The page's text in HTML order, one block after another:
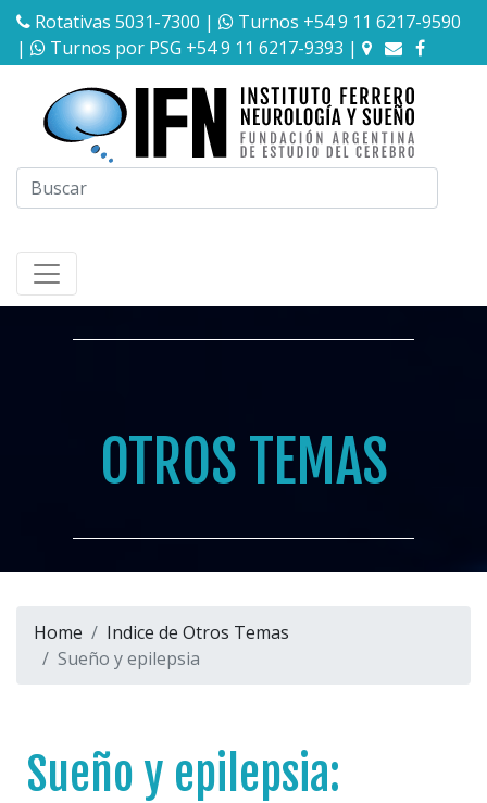
Rotativas 5031-7300 |
Turnos +54 9 11 6217-9590
|
Turnos por PSG +54 9 11 6217-9393 |
OTROS TEMAS
Home
Indice de Otros Temas
Sueño y epilepsia
Sueño y epilepsia: